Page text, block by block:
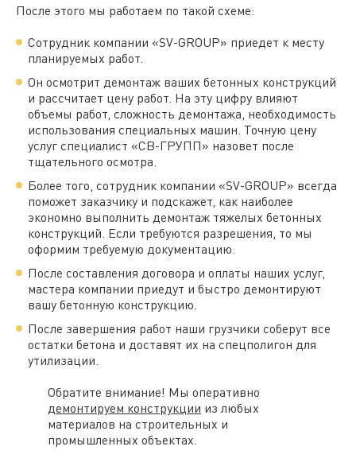
После этого мы работаем по такой схеме:
Сотрудник компании «SV-GROUP» приедет к месту
планируемых работ.
Он осмотрит демонтаж ваших бетонных конструкций
и рассчитает цену работ. На эту цифру влияют
объемы работ, сложность демонтажа, необходимость
использования специальных машин. Точную цену
услуг специалист «СВ-ГРУПП» назовет после
тщательного осмотра.
Более того, сотрудник компании «SV-GROUP» всегда
поможет заказчику и подскажет, как наиболее
экономно выполнить демонтаж тяжелых бетонных
конструкций. Если требуются разрешения, то мы
оформим требуемую документацию.
После составления договора и оплаты наших услуг,
мастера компании приедут и быстро демонтируют
вашу бетонную конструкцию.
После завершения работ наши грузчики соберут все
остатки бетона и доставят их на спецполигон для
утилизации.
Обратите внимание! Мы оперативно
демонтируем конструкции из любых
материалов на строительных и
промышленных объектах.